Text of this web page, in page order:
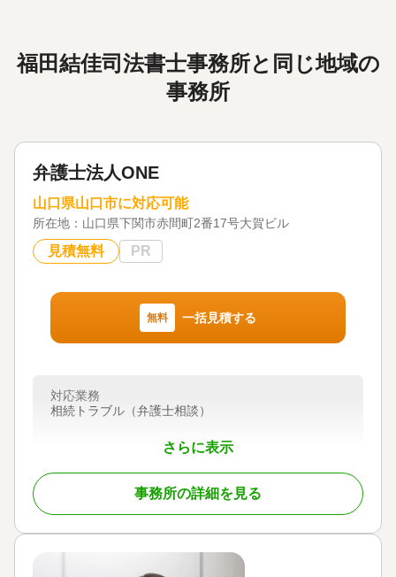
福田結佳司法書士事務所と同じ地域の
事務所
弁護士法人ONE
山口県山口市に対応可能
所在地： 山口県下関市赤間町2番17号大賀ビル
見積無料 PR
無料 一括見積する
さらに表示
対応業務
相続トラブル（弁護士相談）
事務所の詳細を見る